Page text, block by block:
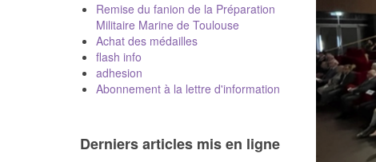
Remise du fanion de la Préparation
Militaire Marine de Toulouse
Achat des médailles
flash info
adhesion
Abonnement à la lettre d'information
Derniers articles mis en ligne